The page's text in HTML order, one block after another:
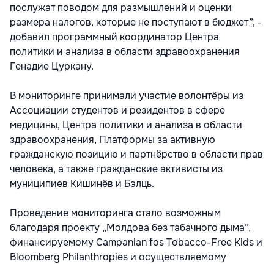
послужат поводом для размышлений и оценки
размера налогов, которые не поступают в бюджет”, -
добавил программный координатор Центра
политики и анализа в области здравоохранения
Генадие Цуркану.
В мониторинге принимали участие волонтёры из
Ассоциации студентов и резидентов в сфере
медицины, Центра политики и анализа в области
здравоохранения, Платформы за активную
гражданскую позицию и партнёрство в области прав
человека, а также гражданские активисты из
муниципиев Кишинёв и Бэлць.
Проведение мониторинга стало возможным
благодаря проекту „Молдова без табачного дыма”,
финансируемому Campanian fos Tobacco-Free Kids и
Bloomberg Philanthropies и осуществляемому